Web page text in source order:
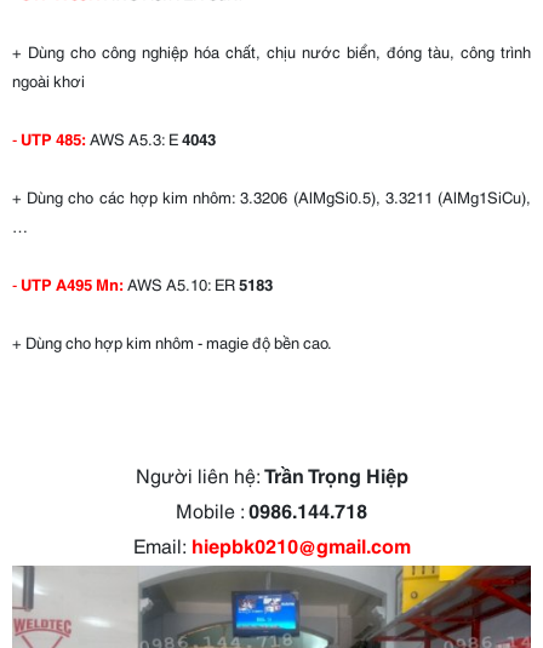
+ Dùng cho công nghiệp hóa chất, chịu nước biển, đóng tàu, công trình
ngoài khơi
- UTP 485: AWS A5.3: E4043
+ Dùng cho các hợp kim nhôm: 3.3206 (AlMgSi0.5), 3.3211 (AlMg1SiCu),
…
- UTP A495 Mn: AWS A5.10: ER5183
+ Dùng cho hợp kim nhôm - magie độ bền cao.
Người liên hệ:Trần Trọng Hiệp
Mobile :0986.144.718
Email: hiepbk0210@gmail.com